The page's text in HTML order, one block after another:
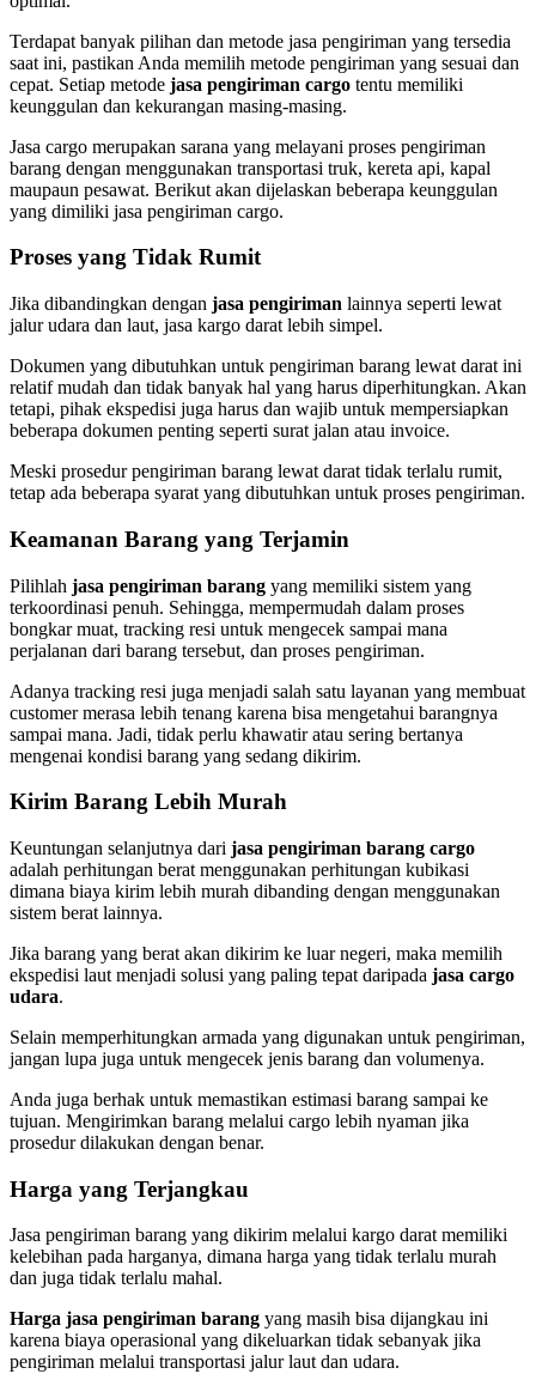
Terdapat banyak pilihan dan metode jasa pengiriman yang tersedia
saat ini, pastikan Anda memilih metode pengiriman yang sesuai dan
cepat. Setiap metode jasa pengiriman cargo tentu memiliki
keunggulan dan kekurangan masing-masing.
Jasa cargo merupakan sarana yang melayani proses pengiriman
barang dengan menggunakan transportasi truk, kereta api, kapal
maupaun pesawat. Berikut akan dijelaskan beberapa keunggulan
yang dimiliki jasa pengiriman cargo.
Proses yang Tidak Rumit
Jika dibandingkan dengan jasa pengiriman lainnya seperti lewat
jalur udara dan laut, jasa kargo darat lebih simpel.
Dokumen yang dibutuhkan untuk pengiriman barang lewat darat ini
relatif mudah dan tidak banyak hal yang harus diperhitungkan. Akan
tetapi, pihak ekspedisi juga harus dan wajib untuk mempersiapkan
beberapa dokumen penting seperti surat jalan atau invoice.
Meski prosedur pengiriman barang lewat darat tidak terlalu rumit,
tetap ada beberapa syarat yang dibutuhkan untuk proses pengiriman.
Keamanan Barang yang Terjamin
Pilihlah jasa pengiriman barang yang memiliki sistem yang
terkoordinasi penuh. Sehingga, mempermudah dalam proses
bongkar muat, tracking resi untuk mengecek sampai mana
perjalanan dari barang tersebut, dan proses pengiriman.
Adanya tracking resi juga menjadi salah satu layanan yang membuat
customer merasa lebih tenang karena bisa mengetahui barangnya
sampai mana. Jadi, tidak perlu khawatir atau sering bertanya
mengenai kondisi barang yang sedang dikirim.
Kirim Barang Lebih Murah
Keuntungan selanjutnya dari jasa pengiriman barang cargo
adalah perhitungan berat menggunakan perhitungan kubikasi
dimana biaya kirim lebih murah dibanding dengan menggunakan
sistem berat lainnya.
Jika barang yang berat akan dikirim ke luar negeri, maka memilih
ekspedisi laut menjadi solusi yang paling tepat daripada jasa cargo
udara.
Selain memperhitungkan armada yang digunakan untuk pengiriman,
jangan lupa juga untuk mengecek jenis barang dan volumenya.
Anda juga berhak untuk memastikan estimasi barang sampai ke
tujuan. Mengirimkan barang melalui cargo lebih nyaman jika
prosedur dilakukan dengan benar.
Harga yang Terjangkau
Jasa pengiriman barang yang dikirim melalui kargo darat memiliki
kelebihan pada harganya, dimana harga yang tidak terlalu murah
dan juga tidak terlalu mahal.
Harga jasa pengiriman barang yang masih bisa dijangkau ini
karena biaya operasional yang dikeluarkan tidak sebanyak jika
pengiriman melalui transportasi jalur laut dan udara.